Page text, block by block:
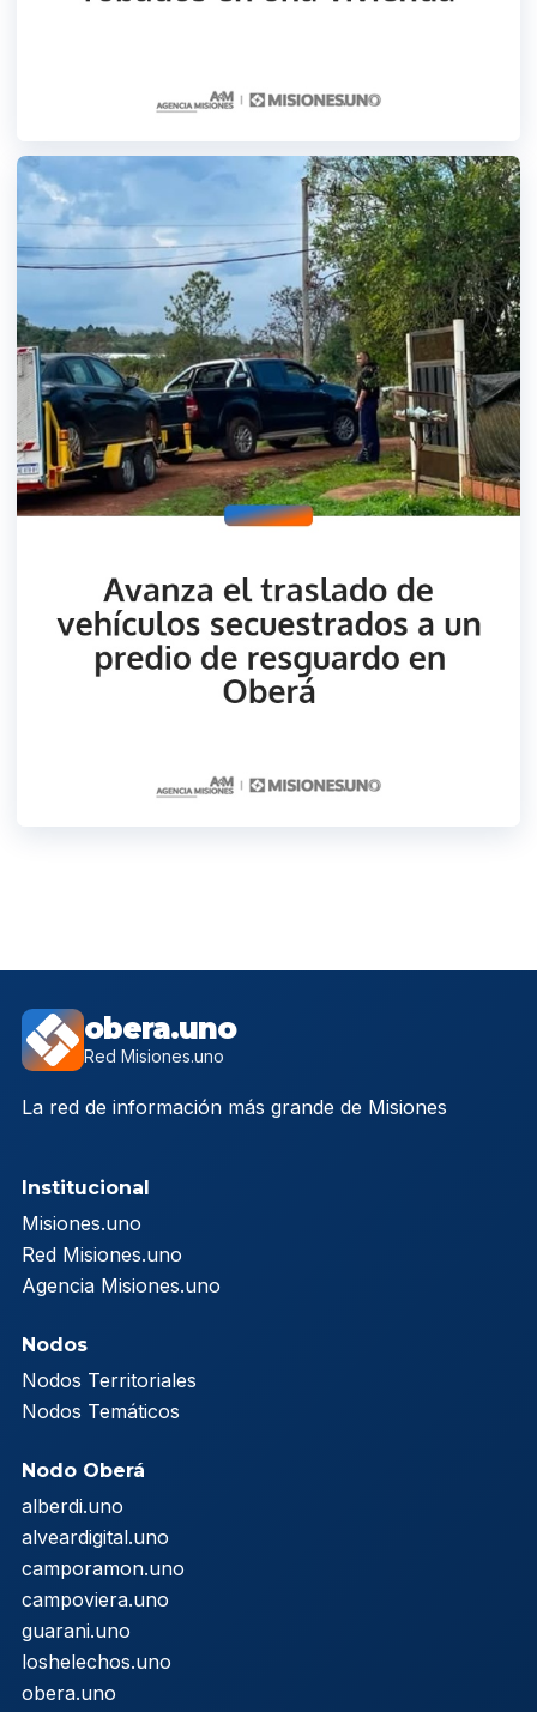
obera.uno
Red Misiones.uno
La red de información más grande de Misiones
Institucional
Misiones.uno
Red Misiones.uno
Agencia Misiones.uno
Nodos
Nodos Territoriales
Nodos Temáticos
Nodo Oberá
alberdi.uno
alveardigital.uno
camporamon.uno
campoviera.uno
guarani.uno
loshelechos.uno
obera.uno